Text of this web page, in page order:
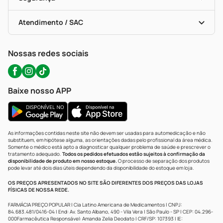
Troca E Devolução
Bulas De A A Z
Políticas De Marketplace
Testes Rápidos
Autoteste Covid-19
Certificado De Segurança
Portal Da Privacidade
Atendimento / SAC
WhatsApp (47) 9202-1687
Nossas redes sociais
Baixe nosso APP
As informações contidas neste site não devem ser usadas para automedicação e não
substituem, em hipótese alguma, as orientações dadas pelo profissional da área médica.
Somente o médico está apto a diagnosticar qualquer problema de saúde e prescrever o
tratamento adequado. Todos os pedidos efetuados estão sujeitos à confirmação da
disponibilidade de produto em nosso estoque.O processo de separação dos produtos
pode levar até dois dias úteis dependendo da disponibilidade do estoque em loja.
OS PREÇOS APRESENTADOS NO SITE SÃO DIFERENTES DOS PREÇOS DAS LOJAS
FÍSICAS DE NOSSA REDE.
FARMÁCIA PREÇO POPULAR | Cia Latino Americana de Medicamentos | CNPJ:
84.683.481/0416-04 | End: Av. Santo Albano, 490 - Vila Vera | São Paulo - SP | CEP: 04.296-
000Farmacêutica Responsável: Amanda Zelia Deodato | CRF/SP: 107393 | IE: